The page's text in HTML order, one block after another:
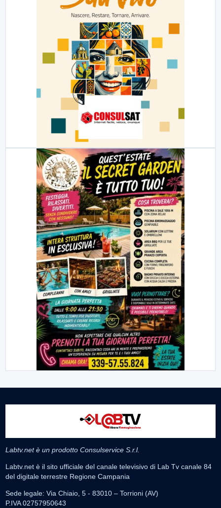
Labtv.net è un prodotto Consulservice S.r.l.
Labtv.net è il sito ufficiale del canale televisivo di Lab Tv canale 84
del digitale terrestre Regione Campania
Sede legale: Via Chiaio, 5 - 83010 – Torrioni (AV)
P.IVA 02757950643